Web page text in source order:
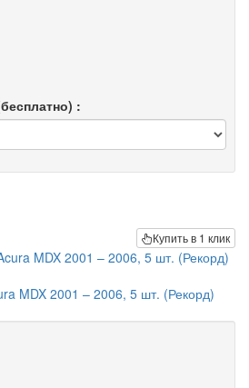
:
Купить в 1 клик
MDX 2001 – 2006, 5 шт. (Рекорд)